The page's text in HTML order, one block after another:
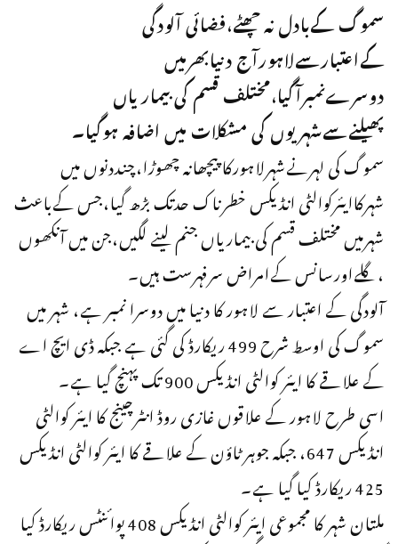
سموگ کےبادل نہ چھٹے،فضائی آلودگی
کےاعتبارسےلاہورآج دنیابھرمیں
دوسرےنمبرآگیا،مختلف قسم کی بیماریاں
پھیلنےسےشہریوں کی مشکلات میں اضافہ ہوگیا۔
سموگ کی لہرنےشہرلاہورکاپیچھانہ چھوڑا،چنددنوں میں
شہرکاایئرکوالٹی انڈیکس خطرناک حدتک بڑھ گیا،جس کےباعث
شہرمیں مختلف قسم کی بیماریاں جنم لینے لگیں،جن میں آنکھوں
،گلےاورسانس کےامراض سرفہرست ہیں۔
آلودگی کے اعتبار سے لاہور کا دنیا میں دوسرا نمبر ہے، شہر میں
سموگ کی اوسط شرح 499 ریکارڈ کی گئی ہے جبکہ ڈی ایچ اے
کے علاقے کا ایئر کوالٹی انڈیکس 900 تک پہنچ گیا ہے۔
اسی طرح لاہور کے علاقوں غازی روڈ انٹرچینج کا ایئر کوالٹی
انڈیکس 647، جبکہ جوہر ٹاؤن کے علاقے کا ایئر کوالٹی انڈیکس
425 ریکارڈ کیا گیا ہے۔
ملتان شہر کا مجموعی ایئر کوالٹی انڈیکس 408 پوائنٹس ریکارڈ کیا